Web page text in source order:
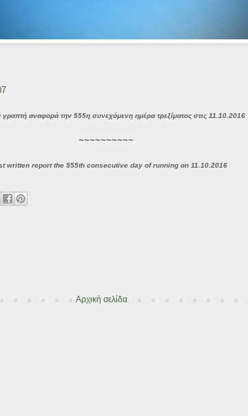
γραπτή αναφορά την 555η συνεχόμενη ημέρα τρεξίματος στις 11.10.2016
~~~~~~~~~~
written report the 555th consecutive day of running on 11.10.2016
Αρχική σελίδα